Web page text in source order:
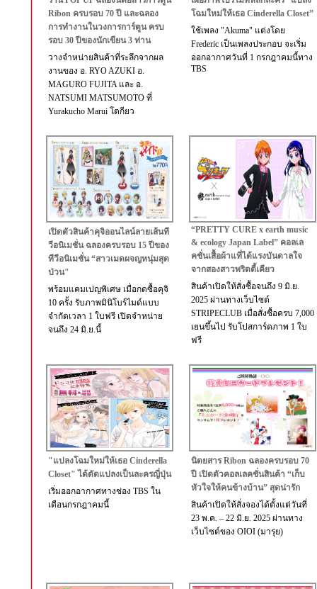
Ribon ครบรอบ 70 ปี และฉลอง
การทำงานในวงการการ์ตูน ครบ
รอบ 30 ปีของนักเขียน 3 ท่าน
วางจำหน่ายสินค้าที่ระลึกจากผล
งานของ อ. RYO AZUKI อ.
MAGURO FUJITA และ อ.
NATSUMI MATSUMOTO ที่
Yurakucho Marui โตกียว
โฉมใหม่ให้เธอ Cinderella Closet”
ใช้เพลง "Akuma" แต่งโดย
Frederic เป็นเพลงประกอบ จะเริ่ม
ออกอากาศวันที่ 1 กรกฎาคมนี้ทาง
TBS
เปิดตัวสินค้าคุจิออนไลน์ลายเส้นที
วีอนิเมชั่น ฉลองครบรอบ 15 ปีของ
ทีวีอนิเมชั่น “สาวเมดผจญหนุ่มสุด
ป่วน"
พร้อมแคมเปญพิเศษ เมื่อกดซื้อคุจิ
10 ครั้ง รับภาพมินิโบร์ไมด์แบบ
จำกัดเวลา 1 ใบฟรี เปิดจำหน่าย
จนถึง 24 มิ.ย.นี้
“PRETTY CURE x earth music
& ecology Japan Label” คอลเล
คชั่นเสื้อผ้าแที่ได้แรงบันดาลใจ
จากสองสาวพริตตี้เคียว
สินค้าเปิดให้สั่งซื้อจนถึง 9 มิ.ย.
2025 ผ่านทางเว็บไซต์
STRIPECLUB เมื่อสั่งซื้อครบ 7,000
เยนขึ้นไป รับโปสการ์ดภาพ 1 ใบ
ฟรี
"แปลงโฉมใหม่ให้เธอ Cinderella
Closet" ได้ดัดแปลงเป็นละครญี่ปุ่น
เริ่มออกอากาศทางช่อง TBS ใน
เดือนกรกฎาคมนี้
นิตยสาร Ribon ฉลองครบรอบ 70
ปี เปิดตัวคอลเลคชั่นสินค้า “เก็บ
หัวใจให้คนข้างบ้าน” สุดน่ารัก
สินค้าเปิดให้สั่งจองได้ตั้งแต่วันที่
23 พ.ค. – 22 มิ.ย. 2025 ผ่านทาง
เว็บไซต์ของ OIOI (มารุย)